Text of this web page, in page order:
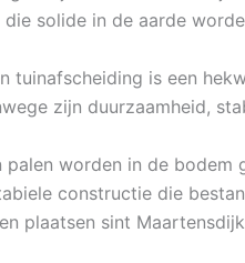
die solide in de aarde
tuinafscheiding is een
zijn duurzaamheid,
palen worden in de
constructie die
plaatsen sint